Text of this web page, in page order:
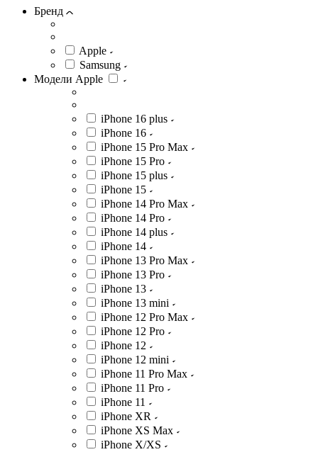
Бренд
Apple
Samsung
Модели Apple
iPhone 16 plus
iPhone 16
iPhone 15 Pro Max
iPhone 15 Pro
iPhone 15 plus
iPhone 15
iPhone 14 Pro Max
iPhone 14 Pro
iPhone 14 plus
iPhone 14
iPhone 13 Pro Max
iPhone 13 Pro
iPhone 13
iPhone 13 mini
iPhone 12 Pro Max
iPhone 12 Pro
iPhone 12
iPhone 12 mini
iPhone 11 Pro Max
iPhone 11 Pro
iPhone 11
iPhone XR
iPhone XS Max
iPhone X/XS